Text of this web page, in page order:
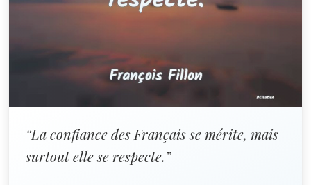
“La confiance des Français se mérite, mais
surtout elle se respecte.”